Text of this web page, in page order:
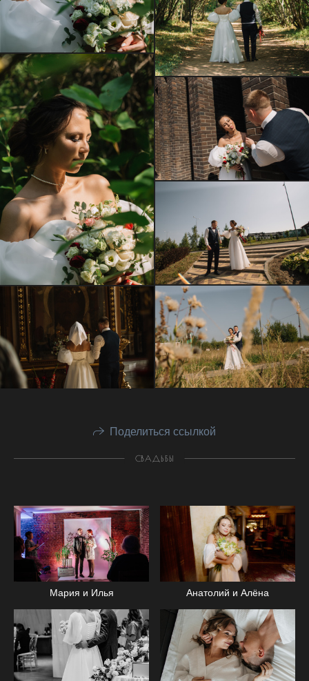
Поделиться ссылкой
СВАДЬБЫ
Мария и Илья Анатолий и Алёна